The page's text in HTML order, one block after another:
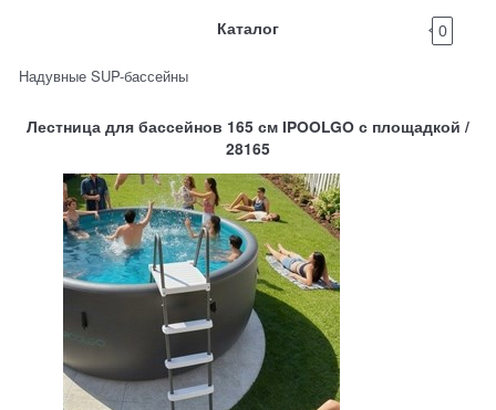
Каталог 0
Надувные SUP-бассейны
Лестница для бассейнов 165 см IPOOLGO с площадкой /
28165